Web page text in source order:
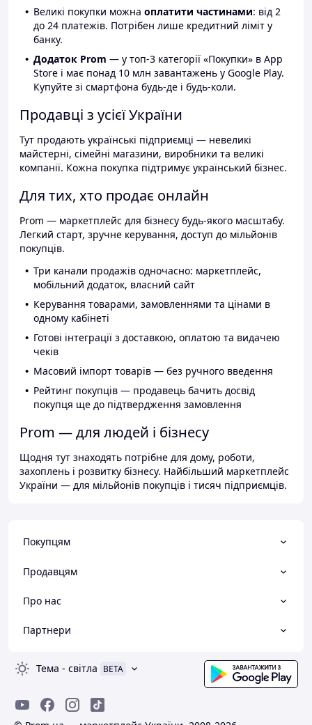
Великі покупки можна оплатити частинами: від 2
до 24 платежів. Потрібен лише кредитний ліміт у
банку.
Додаток Prom — у топ-3 категорії «Покупки» в App
Store і має понад 10 млн завантажень у Google Play.
Купуйте зі смартфона будь-де і будь-коли.
Продавці з усієї України
Тут продають українські підприємці — невеликі
майстерні, сімейні магазини, виробники та великі
компанії. Кожна покупка підтримує український бізнес.
Для тих, хто продає онлайн
Prom — маркетплейс для бізнесу будь-якого масштабу.
Легкий старт, зручне керування, доступ до мільйонів
покупців.
Три канали продажів одночасно: маркетплейс,
мобільний додаток, власний сайт
Керування товарами, замовленнями та цінами в
одному кабінеті
Готові інтеграції з доставкою, оплатою та видачею
чеків
Масовий імпорт товарів — без ручного введення
Рейтинг покупців — продавець бачить досвід
покупця ще до підтвердження замовлення
Prom — для людей і бізнесу
Щодня тут знаходять потрібне для дому, роботи,
захоплень і розвитку бізнесу. Найбільший маркетплейс
України — для мільйонів покупців і тисяч підприємців.
Покупцям
Продавцям
Про нас
Партнери
Тема - світла BETA